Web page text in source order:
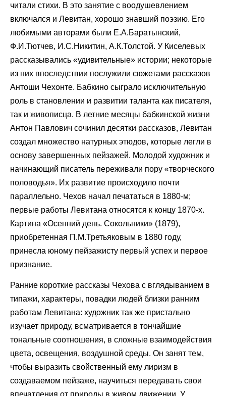
читали стихи. В это занятие с воодушевлением
включался и Левитан, хорошо знавший поэзию. Его
любимыми авторами были Е.А.Баратынский,
Ф.И.Тютчев, И.С.Никитин, А.К.Толстой. У Киселевых
рассказывались «удивительные» истории; некоторые
из них впоследствии послужили сюжетами рассказов
Антоши Чехонте. Бабкино сыграло исключительную
роль в становлении и развитии таланта как писателя,
так и живописца. В летние месяцы бабкинской жизни
Антон Павлович сочинил десятки рассказов, Левитан
создал множество натурных этюдов, которые легли в
основу завершенных пейзажей. Молодой художник и
начинающий писатель переживали пору «творческого
половодья». Их развитие происходило почти
параллельно. Чехов начал печататься в 1880-м;
первые работы Левитана относятся к концу 1870-х.
Картина «Осенний день. Сокольники» (1879),
приобретенная П.М.Третьяковым в 1880 году,
принесла юному пейзажисту первый успех и первое
признание.
Ранние короткие рассказы Чехова с вглядыванием в
типажи, характеры, повадки людей близки ранним
работам Левитана: художник так же пристально
изучает природу, всматривается в тончайшие
тональные соотношения, в сложные взаимодействия
цвета, освещения, воздушной среды. Он занят тем,
чтобы выразить свойственный ему лиризм в
создаваемом пейзаже, научиться передавать свои